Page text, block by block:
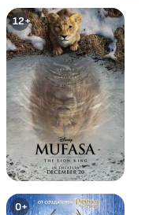
Том и Джерри: Шерлок Холмс
0+
12+
0+